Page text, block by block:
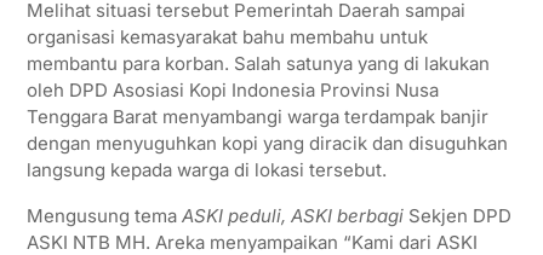
Melihat situasi tersebut Pemerintah Daerah sampai
organisasi kemasyarakat bahu membahu untuk
membantu para korban. Salah satunya yang di lakukan
oleh DPD Asosiasi Kopi Indonesia Provinsi Nusa
Tenggara Barat menyambangi warga terdampak banjir
dengan menyuguhkan kopi yang diracik dan disuguhkan
langsung kepada warga di lokasi tersebut.
Mengusung tema ASKI peduli, ASKI berbagiSekjen DPD
ASKI NTB MH. Areka menyampaikan “Kami dari ASKI